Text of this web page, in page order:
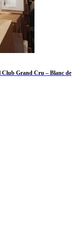
Club Grand Cru – Blanc de